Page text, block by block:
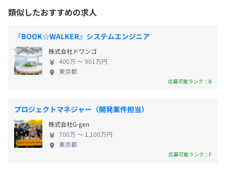
る化にもつながり、対応ミスや漏れを未然に防ぎます。
や自動振り分け設定なども可能なため、応対スピードも飛
躍的に高まり、不要なCC・BCCメールもなくなります。
人によってばらつきのあるメールの質を一定に保ち、属人
化しがちなメール業務のノウハウをチームの共有知に変え
ることで、対応品質の向上につなげることができます。
■エディタ費用・部費・勉強代などはべて会社負担／技術
者としての成長を応援しています！
・エディタ：エディタは自由に選択できます。
・祝日
・夏季休暇
・年次有給休暇（有休は1時間単位で使用可能です）
賞与：年2回（標準支給3ヶ月分）
せんか？ ◆自社サービスについて 主力サービスであ
る『Re:lation』はメール・電話・チャット・SNSな
どマルチチャネルの問い合わせを集約し、複数ユー
ザーで共有・管理ができるSaaSプロダクトです。対
応漏れや二重対応などの課題を解決して問い合わせ
業務の効率化、品質向上を支援しています。 ◆導入
企業数6,000社以上のサービスに成長、将来的には
らエンタープライズ企業まで多岐に渡り、業種業態
も問わず幅広い企業に導入いただいています。 ＜導
入クライアント＞ ※一部、敬称略 カルビー株式会
社、クックパッド株式会社、株式会社日本旅行、株
式会社SUPER STUDIO、DINETTE株式会社、株式会
類似したおすすめの求人
『BOOK☆WALKER』システムエンジニア
株式会社ドワンゴ
400万 〜 901万円
東京都
応募可能ランク：B
プロジェクトマネジャー（開発案件担当）
株式会社G-gen
700万 〜 1,100万円
東京都
応募可能ランク：F